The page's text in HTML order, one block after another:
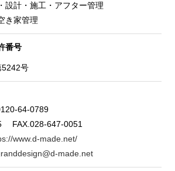
設計・施工・アフター管理
き家管理
番号
5242号
64-0789
FAX.028-647-0051
www.d-made.net/
made.net